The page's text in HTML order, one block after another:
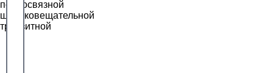
полносвязной
широковещательной
транзитной